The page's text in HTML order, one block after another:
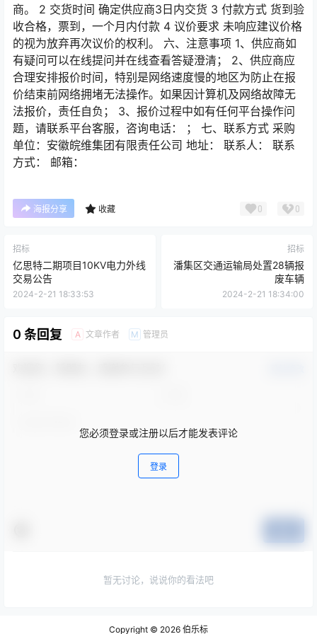
商。 2 交货时间 确定供应商3日内交货 3 付款方式 货到验
收合格，票到，一个月内付款 4 议价要求 未响应建议价格
的视为放弃再次议价的权利。 六、注意事项 1、供应商如
有疑问可以在线提问并在线查看答疑澄清； 2、供应商应
合理安排报价时间，特别是网络速度慢的地区为防止在报
价结束前网络拥堵无法操作。如果因计算机及网络故障无
法报价，责任自负； 3、报价过程中如有任何平台操作问
题，请联系平台客服，咨询电话： ； 七、联系方式 采购
单位：安徽皖维集团有限责任公司 地址： 联系人： 联系
方式： 邮箱：
海报分享 收藏 0 0
招标
亿思特二期项目10KV电力外线
交易公告
2024-2-21 18:33:53
招标
潘集区交通运输局处置28辆报
废车辆
2024-2-21 18:34:00
0 条回复 A 文章作者 M 管理员
您必须登录或注册以后才能发表评论
登录
暂无讨论，说说你的看法吧
Copyright © 2026 伯乐标